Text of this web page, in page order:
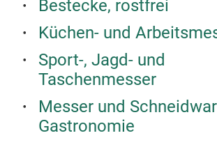
Bestecke, rostfrei
Küchen- und
Sport-, Jagd- und
Taschenmesser
Messer und
Gastronomie